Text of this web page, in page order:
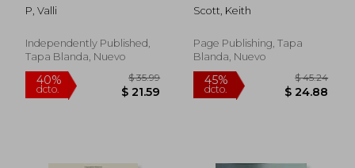
P, Valli
Independently Published,
Tapa Blanda, Nuevo
Scott, Keith
Page Publishing, Tapa
Blanda, Nuevo